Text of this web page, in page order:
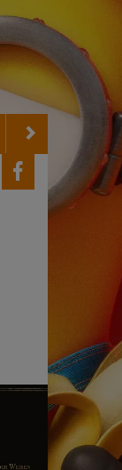
FSK Regelungen